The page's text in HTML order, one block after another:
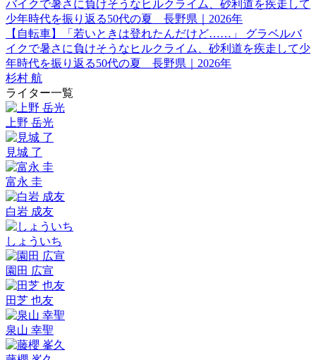
【自転車】「若いときは登れたんだけど……」 グラベルバ
イクで暑さに負けそうなヒルクライム、砂利道を疾走して少
年時代を振り返る50代の夏 長野県｜2026年
杉村 航
ライター一覧
上野 岳光
見城 了
富永 圭
白岩 成友
しょういち
園田 広宣
田芝 也友
泉山 幸聖